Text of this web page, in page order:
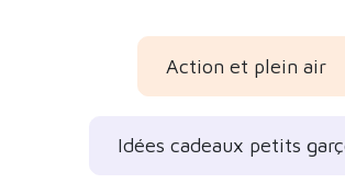
Action et plein air
Idées cadeaux petits